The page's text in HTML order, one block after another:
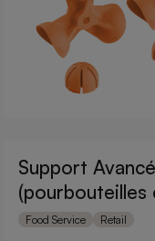
Support
(pourbouteilles
plastique)
Food Service Retail